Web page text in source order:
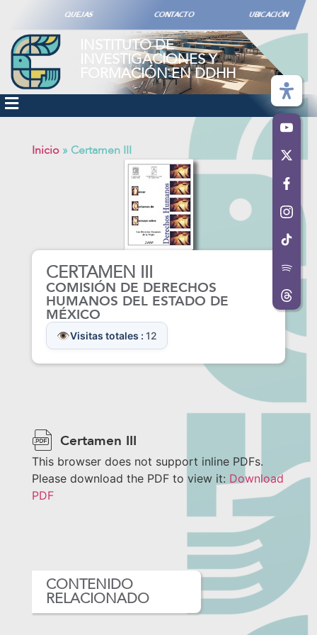
QUEJAS CONTACTO UBICACIÓN
INSTITUTO DE
INVESTIGACIONES Y
FORMACIÓN EN DDHH
Inicio» Certamen III
CERTAMEN III
COMISIÓN DE DERECHOS
HUMANOS DEL ESTADO DE
MÉXICO
Visitas totales : 12
Certamen III
This browser does not support inline PDFs.
Please download the PDF to view it: Download
PDF
CONTENIDO
RELACIONADO